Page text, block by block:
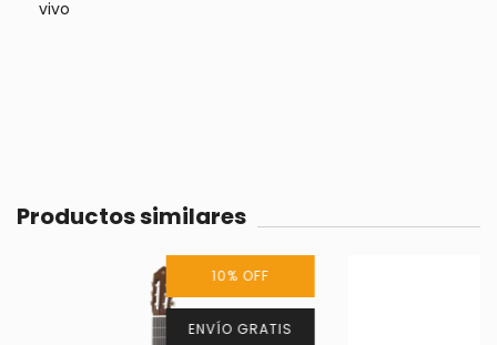
vivo
Productos similares
10% OFF
ENVÍO GRATIS